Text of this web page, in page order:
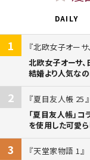
DAILY
1
北欧女子オーサ
北欧女子オーサ
結婚より人気な
2
夏目友人帳 25
「夏目友人帳」コ
を使用した可愛
3
天堂家物語 1